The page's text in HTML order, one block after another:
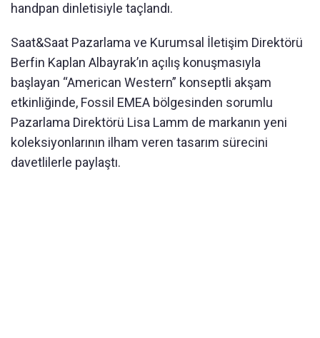
handpan dinletisiyle taçlandı.
Saat&Saat Pazarlama ve Kurumsal İletişim Direktörü
Berfin Kaplan Albayrak’ın açılış konuşmasıyla
başlayan “American Western” konseptli akşam
etkinliğinde, Fossil EMEA bölgesinden sorumlu
Pazarlama Direktörü Lisa Lamm de markanın yeni
koleksiyonlarının ilham veren tasarım sürecini
davetlilerle paylaştı.